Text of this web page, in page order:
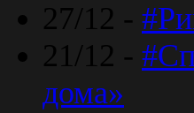
27/12 -
21/12 -
дома»